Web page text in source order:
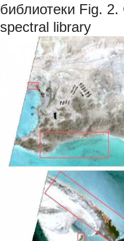
библиотеки Fig.
spectral library